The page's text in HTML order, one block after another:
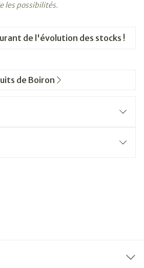
de l'évolution des stocks !
les possibilités.
de Boiron